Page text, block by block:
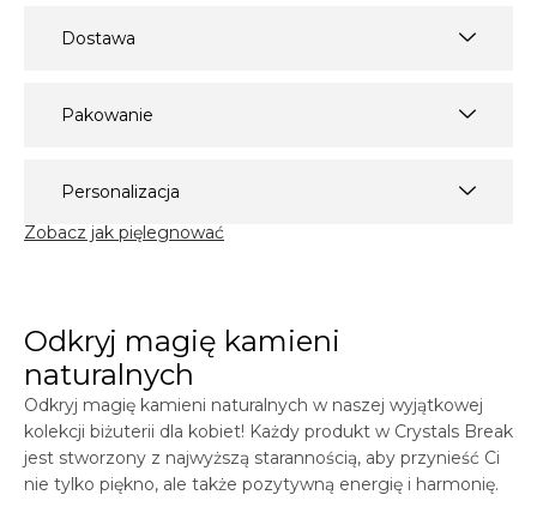
Dostawa
Pakowanie
Personalizacja
Zobacz jak pięlegnować
Odkryj magię kamieni
naturalnych
Odkryj magię kamieni naturalnych w naszej wyjątkowej
kolekcji biżuterii dla kobiet! Każdy produkt w Crystals Break
jest stworzony z najwyższą starannością, aby przynieść Ci
nie tylko piękno, ale także pozytywną energię i harmonię.